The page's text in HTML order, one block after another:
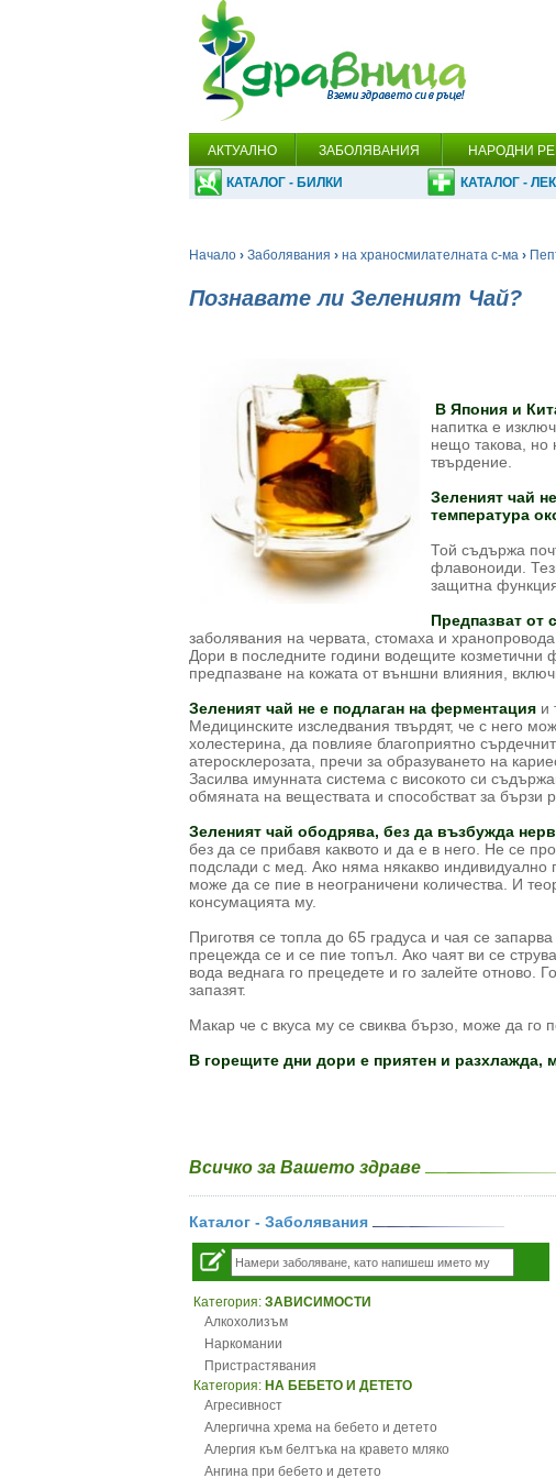
АКТУАЛНО ЗАБОЛЯВАНИЯ НАРОДНИ
КАТАЛОГ - БИЛКИ КАТАЛОГ -
Начало › Заболявания › на храносмилателната с-ма ›
Познавате ли Зеленият Чай?
В Япония и
напитка е
нещо такова, но
твърдение.
Зеленият чай
температура
Той съдържа
флавоноиди.
защитна
Предпазват от
заболявания на червата, стомаха и
Дори в последните години водещите козметични
предпазване на кожата от външни влияния,
Зеленият чай не е подлаган на ферментация и
Медицинските изследвания твърдят, че с него
холестерина, да повлияе благоприятно
атеросклерозата, пречи за образуването на
Засилва имунната система с високото си
обмяната на веществата и способстват за бързи
Зеленият чай ободрява, без да възбужда
без да се прибавя каквото и да е в него. Не се
подслади с мед. Ако няма някакво индивидуално
може да се пие в неограничени количества. И
консумацията му.
Приготвя се топла до 65 градуса и чая се
прецежда се и се пие топъл. Ако чаят ви се
вода веднага го прецедете и го залейте отново.
запазят.
Макар че с вкуса му се свиква бързо, може да го
В горещите дни дори е приятен и разхлажда,
Всичко за Вашето здраве
Каталог - Заболявания
Категория: ЗАВИСИМОСТИ
Алкохолизъм
Наркомании
Пристрастявания
Категория: НА БЕБЕТО И ДЕТЕТО
Агресивност
Алергична хрема на бебето и детето
Алергия към белтъка на кравето мляко
Ангина при бебето и детето